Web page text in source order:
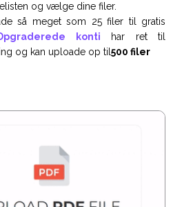
og vælge dine filer.
så meget som 25 filer til gratis
konti har ret til
og kan uploade op til 500 filer